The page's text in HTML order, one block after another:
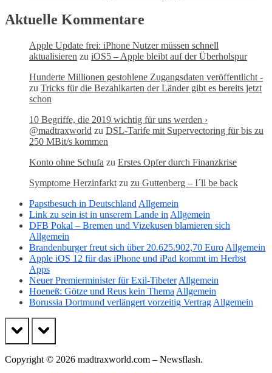
Aktuelle Kommentare
Apple Update frei: iPhone Nutzer müssen schnell
aktualisieren zu iOS5 – Apple bleibt auf der Überholspur
Hunderte Millionen gestohlene Zugangsdaten veröffentlicht -
zu Tricks für die Bezahlkarten der Länder gibt es bereits jetzt
schon
10 Begriffe, die 2019 wichtig für uns werden ›
@madtraxworld zu DSL-Tarife mit Supervectoring für bis zu
250 MBit/s kommen
Konto ohne Schufa zu Erstes Opfer durch Finanzkrise
Symptome Herzinfarkt zu zu Guttenberg – I´ll be back
Papstbesuch in Deutschland Allgemein
Link zu sein ist in unserem Lande in Allgemein
DFB Pokal – Bremen und Vizekusen blamieren sich
Allgemein
Brandenburger freut sich über 20.625.902,70 Euro Allgemein
Apple iOS 12 für das iPhone und iPad kommt im Herbst
Apps
Neuer Premierminister für Exil-Tibeter Allgemein
Hoeneß: Götze und Reus kein Thema Allgemein
Borussia Dortmund verlängert vorzeitig Vertrag Allgemein
prev next
Copyright © 2026 madtraxworld.com – Newsflash.